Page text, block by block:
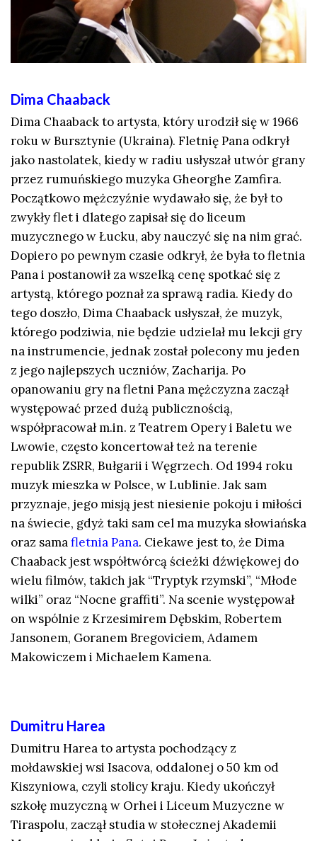
Dima Chaaback
Dima Chaaback to artysta, który urodził się w 1966
roku w Bursztynie (Ukraina). Fletnię Pana odkrył
jako nastolatek, kiedy w radiu usłyszał utwór grany
przez rumuńskiego muzyka Gheorghe Zamfira.
Początkowo mężczyźnie wydawało się, że był to
zwykły flet i dlatego zapisał się do liceum
muzycznego w Łucku, aby nauczyć się na nim grać.
Dopiero po pewnym czasie odkrył, że była to fletnia
Pana i postanowił za wszelką cenę spotkać się z
artystą, którego poznał za sprawą radia. Kiedy do
tego doszło, Dima Chaaback usłyszał, że muzyk,
którego podziwia, nie będzie udzielał mu lekcji gry
na instrumencie, jednak został polecony mu jeden
z jego najlepszych uczniów, Zacharija. Po
opanowaniu gry na fletni Pana mężczyzna zaczął
występować przed dużą publicznością,
współpracował m.in. z Teatrem Opery i Baletu we
Lwowie, często koncertował też na terenie
republik ZSRR, Bułgarii i Węgrzech. Od 1994 roku
muzyk mieszka w Polsce, w Lublinie. Jak sam
przyznaje, jego misją jest niesienie pokoju i miłości
na świecie, gdyż taki sam cel ma muzyka słowiańska
oraz samafletnia Pana. Ciekawe jest to, że Dima
Chaaback jest współtwórcą ścieżki dźwiękowej do
wielu filmów, takich jak “Tryptyk rzymski”, “Młode
wilki” oraz “Nocne graffiti”. Na scenie występował
on wspólnie z Krzesimirem Dębskim, Robertem
Jansonem, Goranem Bregoviciem, Adamem
Makowiczem i Michaelem Kamena.
Dumitru Harea
Dumitru Harea to artysta pochodzący z
mołdawskiej wsi Isacova, oddalonej o 50 km od
Kiszyniowa, czyli stolicy kraju. Kiedy ukończył
szkołę muzyczną w Orhei i Liceum Muzyczne w
Tiraspolu, zaczął studia w stołecznej Akademii